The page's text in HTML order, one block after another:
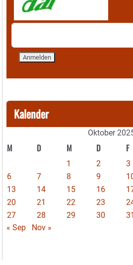
Kalender
Oktober
M D M D F
1 2 3
6
7 8 9
13
14 15 16
20
21 22 23
27
28 29 30
31
« Sep
Nov »